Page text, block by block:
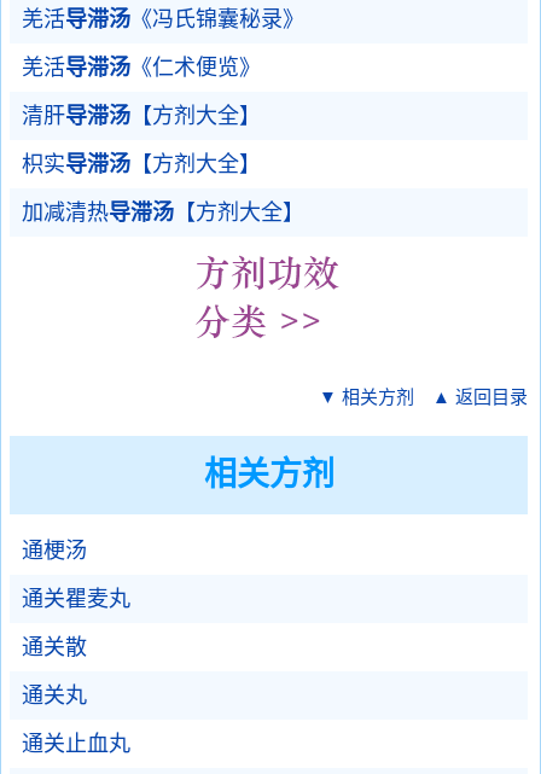
羌活导滞汤 《冯氏锦囊秘录》
羌活导滞汤 《仁术便览》
清肝导滞汤 【方剂大全】
枳实导滞汤 【方剂大全】
加减清热导滞汤 【方剂大全】
▼ 相关方剂 ▲ 返回目录
相关方剂
通梗汤
通关瞿麦丸
通关散
通关丸
通关止血丸